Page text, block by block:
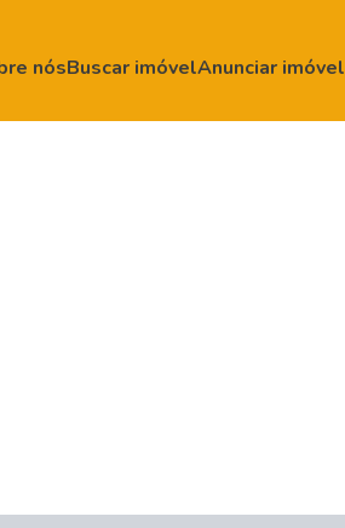
nósBuscar imóvelAnunciar imóvel